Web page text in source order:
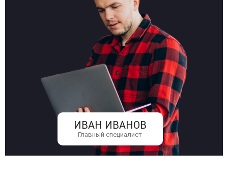
ИВАН ИВАНОВ
Главный специалист